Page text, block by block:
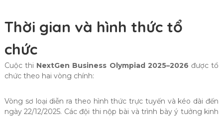
Thời gian và hình thức tổ
chức
Cuộc thi NextGen Business Olympiad 2025–2026 được tổ
chức theo hai vòng chính:
Vòng sơ loại diễn ra theo hình thức trực tuyến và kéo dài đến
ngày 22/12/2025. Các đội thi nộp bài và trình bày ý tưởng kinh